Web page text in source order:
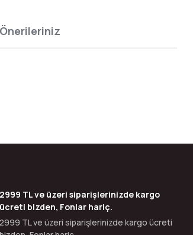
Önerileriniz
2999 TL ve üzeri siparişlerinizde kargo
ücreti bizden, Fonlar hariç.
2999 TL ve üzeri siparişlerinizde kargo ücreti